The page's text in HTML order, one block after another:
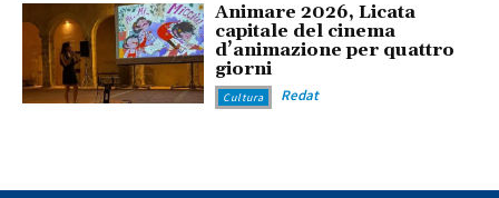
Animare 2026, Licata
capitale del cinema
d’animazione per quattro
giorni
Cultura Redat